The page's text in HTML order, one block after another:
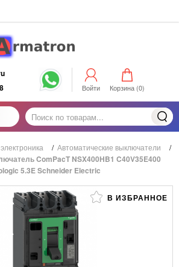
Войти Корзина (0)
/ Автоматические выключатели /
ComPacT NSX400HB1 C40V35E400
5.3E Schneider Electric
В ИЗБРАННОЕ